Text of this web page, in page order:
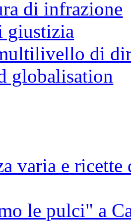
di infrazione
giustizia
di
globalisation
varia e
le pulci" a